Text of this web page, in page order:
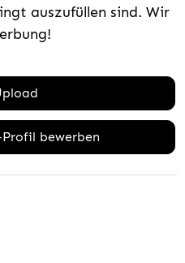
auszufüllen sind. Wir
bewerben